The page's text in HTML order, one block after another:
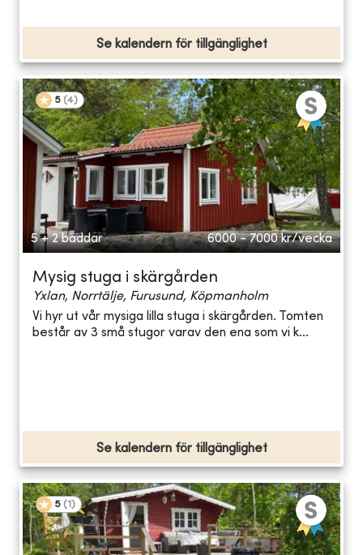
Se kalendern för tillgänglighet
5 (4)
5 + 2 bäddar 6000 - 7000 kr/vecka
Mysig stuga i skärgården
Yxlan, Norrtälje, Furusund, Köpmanholm
Vi hyr ut vår mysiga lilla stuga i skärgården. Tomten
består av 3 små stugor varav den ena som vi k...
Se kalendern för tillgänglighet
5 (1 )